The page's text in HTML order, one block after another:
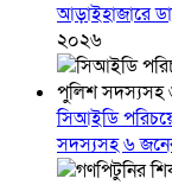
আড়াইহাজারে
২০২৬
সিআইডি
সদস্যসহ ৬